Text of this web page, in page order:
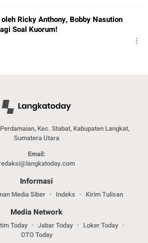
Ricky Anthony, Bobby Nasution
Soal Kuorum!
Kec. Stabat, Kabupaten Langkat,
Sumatera Utara
Email:
Informasi
Media Siber Indeks Kirim Tulisan
Media Network
Today Jabar Today
Loker Today
OTO Today